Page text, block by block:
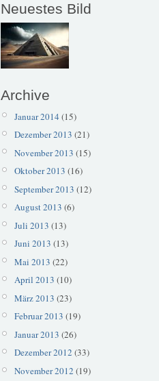
Neuestes Bild
Archive
Januar 2014 (15)
Dezember 2013 (21)
November 2013 (15)
Oktober 2013 (16)
September 2013 (12)
August 2013 (6)
Juli 2013 (13)
Juni 2013 (13)
Mai 2013 (22)
April 2013 (10)
März 2013 (23)
Februar 2013 (19)
Januar 2013 (26)
Dezember 2012 (33)
November 2012 (19)